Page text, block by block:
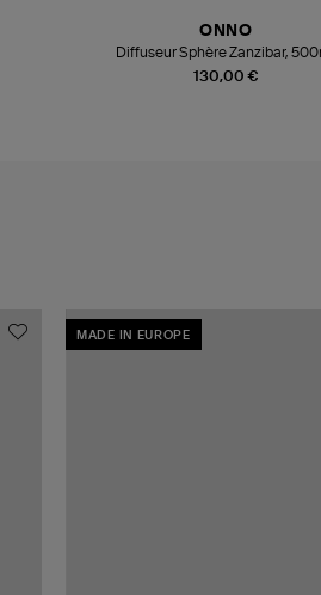
130,00 €
ONNO
Diffuseur Sphère Zanzibar,
MADE IN EUROPE